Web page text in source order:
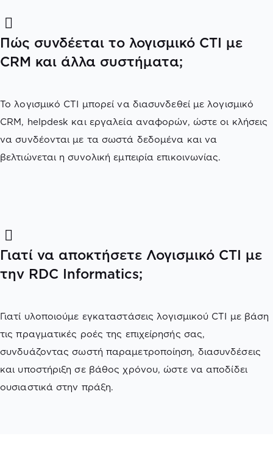
Πώς συνδέεται το λογισμικό CTI με
CRM και άλλα συστήματα;
Το λογισμικό CTI μπορεί να διασυνδεθεί με λογισμικό
CRM, helpdesk και εργαλεία αναφορών, ώστε οι κλήσεις
να συνδέονται με τα σωστά δεδομένα και να
βελτιώνεται η συνολική εμπειρία επικοινωνίας.
Γιατί να αποκτήσετε Λογισμικό CTI με
την RDC Informatics;
Γιατί υλοποιούμε εγκαταστάσεις λογισμικού CTI με βάση
τις πραγματικές ροές της επιχείρησής σας,
συνδυάζοντας σωστή παραμετροποίηση, διασυνδέσεις
και υποστήριξη σε βάθος χρόνου, ώστε να αποδίδει
ουσιαστικά στην πράξη.